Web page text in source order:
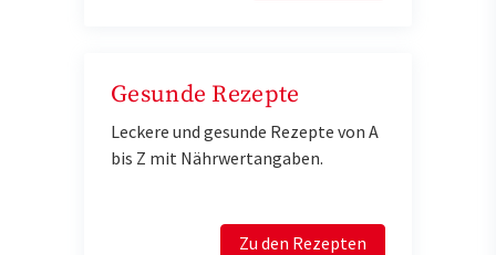
Gesunde Rezepte
Leckere und gesunde Rezepte von A
bis Z mit Nährwertangaben.
Zu den Rezepten